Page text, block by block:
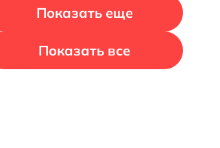
Показать еще
Показать все